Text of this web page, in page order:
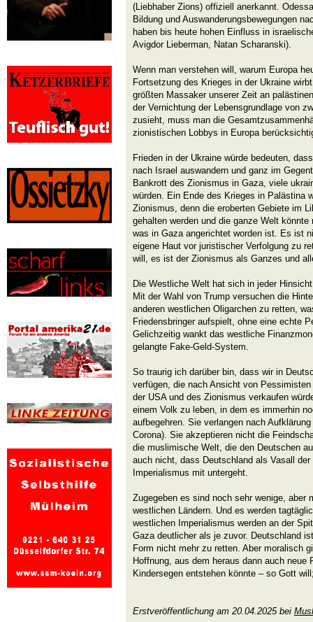
(Liebhaber Zions) offiziell anerkannt.
Bildung und Auswanderungsbewegungen
haben bis heute hohen Einfluss in
Avigdor Lieberman, Natan Scharanski).
Wenn man verstehen will, warum Europa
Fortsetzung des Krieges in der Ukraine
größten Massaker unserer Zeit an
der Vernichtung der Lebensgrundlage von
zusieht, muss man die
zionistischen Lobbys in Europa
Frieden in der Ukraine würde bedeuten,
nach Israel auswandern und ganz im
Bankrott des Zionismus in Gaza, viele
würden. Ein Ende des Krieges in Palästina
Zionismus, denn die eroberten Gebiete im
gehalten werden und die ganze Welt
was in Gaza angerichtet worden ist. Es ist
eigene Haut vor juristischer Verfolgung zu
will, es ist der Zionismus als Ganzes und
Die Westliche Welt hat sich in jeder
Mit der Wahl von Trump versuchen die
anderen westlichen Oligarchen zu retten,
Friedensbringer aufspielt, ohne eine echte
Gelichzeitig wankt das westliche
gelangte Fake-Geld-System.
So traurig ich darüber bin, dass wir in
verfügen, die nach Ansicht von
der USA und des Zionismus verkaufen
einem Volk zu leben, in dem es immerhin
aufbegehren. Sie verlangen nach
Corona). Sie akzeptieren nicht die
die muslimische Welt, die den Deutschen
auch nicht, dass Deutschland als Vasall
Imperialismus mit untergeht.
Zugegeben es sind noch sehr wenige, aber
westlichen Ländern. Und es werden
westlichen Imperialismus werden an der
Gaza deutlicher als je zuvor. Deutschland
Form nicht mehr zu retten. Aber moralisch
Hoffnung, aus dem heraus dann auch neue
Kindersegen entstehen könnte – so Gott
Erstveröffentlichung am 20.04.2025 bei